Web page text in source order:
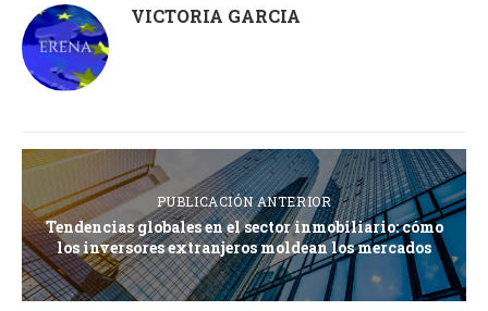
VICTORIA GARCIA
PUBLICACIÓN ANTERIOR
Tendencias globales en el sector inmobiliario: cómo
los inversores extranjeros moldean los mercados